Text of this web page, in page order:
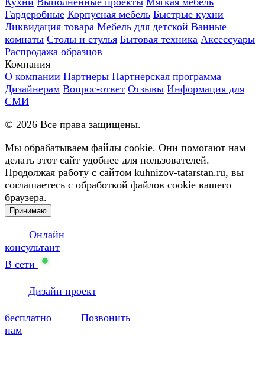
Гардеробные Корпусная мебель Быстрые кухни
Ликвидация товара Мебель для детской Ванные
комнаты Столы и стулья Бытовая техника Аксессуары
Распродажа образцов
Компания
О компании Партнеры Партнерская программа
Дизайнерам Вопрос-ответ Отзывы Информация для
СМИ
© 2026 Все права защищены.
Мы обрабатываем файлы cookie. Они помогают нам
делать этот сайт удобнее для пользователей.
Продолжая работу с сайтом kuhnizov-tatarstan.ru, вы
соглашаетесь с обработкой файлов cookie вашего
браузера.
Принимаю
Онлайн
консультант
В сети
Дизайн проект
бесплатно
Позвонить
нам